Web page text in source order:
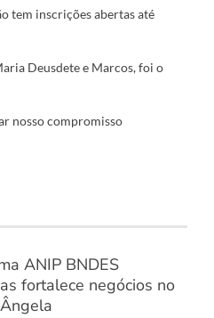
tem inscrições abertas até
Deusdete e Marcos, foi o
nosso compromisso
ANIP BNDES
fortalece negócios no